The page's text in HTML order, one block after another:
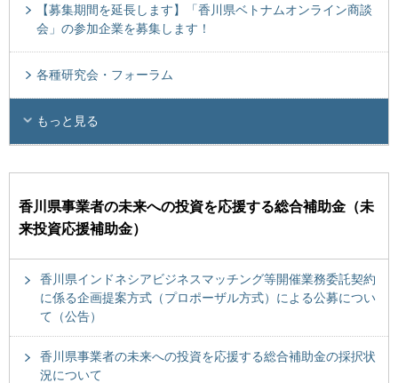
【募集期間を延長します】「香川県ベトナムオンライン商談
会」の参加企業を募集します！
各種研究会・フォーラム
もっと見る
香川県事業者の未来への投資を応援する総合補助金（未
来投資応援補助金）
香川県インドネシアビジネスマッチング等開催業務委託契約
に係る企画提案方式（プロポーザル方式）による公募につい
て（公告）
香川県事業者の未来への投資を応援する総合補助金の採択状
況について